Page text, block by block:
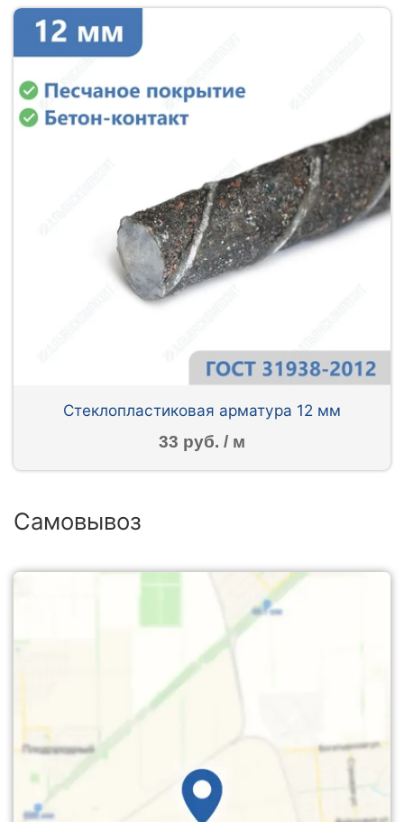
Стеклопластиковая арматура 12 мм
33 руб. / м
Самовывоз